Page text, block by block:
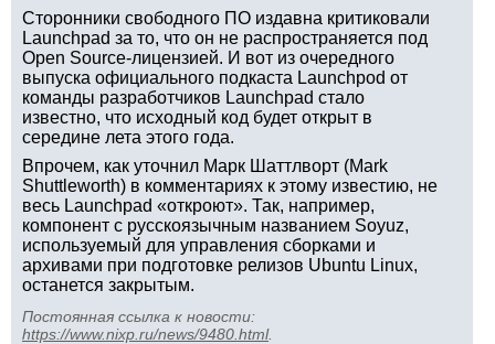
Сторонники свободного ПО издавна критиковали
Launchpad за то, что он не распространяется под
Open Source-лицензией. И вот из очередного
выпуска официального подкаста Launchpod от
команды разработчиков Launchpad стало
известно, что исходный код будет открыт в
середине лета этого года.
Впрочем, как уточнил Марк Шаттлворт (Mark
Shuttleworth) в комментариях к этому известию, не
весь Launchpad «откроют». Так, например,
компонент с русскоязычным названием Soyuz,
используемый для управления сборками и
архивами при подготовке релизов Ubuntu Linux,
останется закрытым.
Постоянная ссылка к новости:
https://www.nixp.ru/news/9480.html.